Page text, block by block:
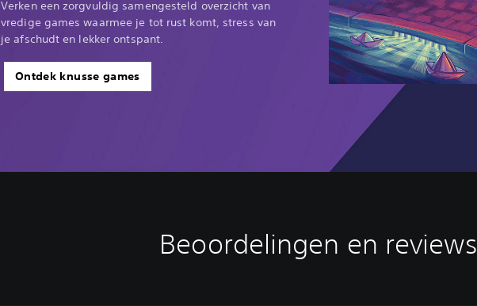
Verken een zorgvuldig samengesteld overzicht van
vredige games waarmee je tot rust komt, stress van
je afschudt en lekker ontspant.
Ontdek knusse games
Beoordelingen en reviews